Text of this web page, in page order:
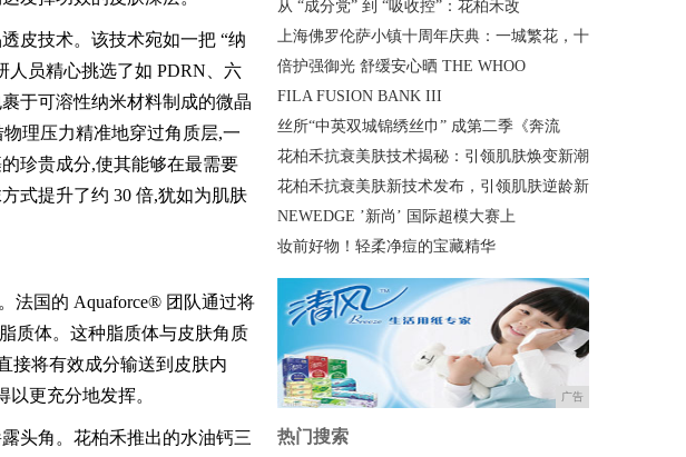
皮技术。该技术宛如一把 “纳
人员精心挑选了如 PDRN、六
于可溶性纳米材料制成的微晶
理压力精准地穿过角质层,一
珍贵成分,使其能够在最需要
式提升了约 30 倍,犹如为肌肤
法国的 Aquaforce® 团队通过将
质体。这种脂质体与皮肤角质
接将有效成分输送到皮肤内
更充分地发挥。
头角。花柏禾推出的水油钙三
从 “成分党” 到 “吸收控”：花柏禾改
上海佛罗伦萨小镇十周年庆典：一城繁花，十
倍护强御光 舒缓安心晒 THE WHOO
FILA FUSION BANK III
丝所“中英双城锦绣丝巾” 成第二季《奔流
花柏禾抗衰美肤技术揭秘：引领肌肤焕变新潮
花柏禾抗衰美肤新技术发布，引领肌肤逆龄新
NEWEDGE ’新尚’ 国际超模大赛上
妆前好物！轻柔净痘的宝藏精华
广告
热门搜索